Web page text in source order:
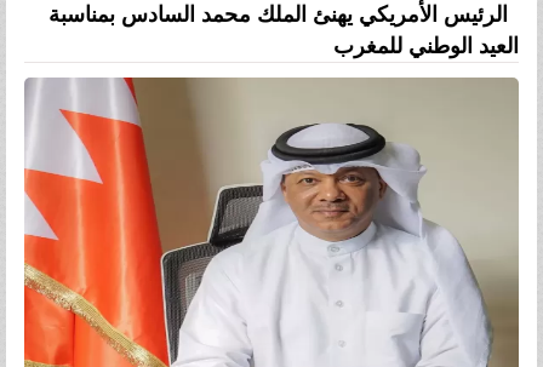
الرئيس الأمريكي يهنئ الملك محمد السادس بمناسبة
العيد الوطني للمغرب